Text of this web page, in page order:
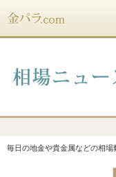
毎日の地金や貴金属などの相場